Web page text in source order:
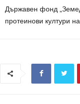
Държавен фонд
протеинови култури